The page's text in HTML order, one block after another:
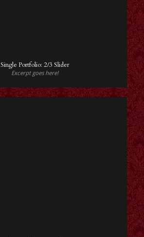
Single Portfolio: 2/3 Slider
Excerpt goes here!